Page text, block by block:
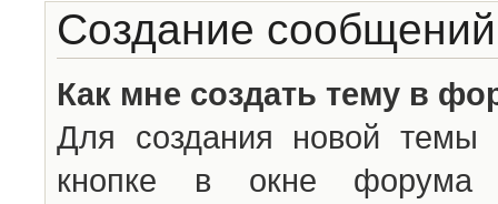
Создание сообщений
Как мне создать тему в
Для создания новой темы
кнопке в окне